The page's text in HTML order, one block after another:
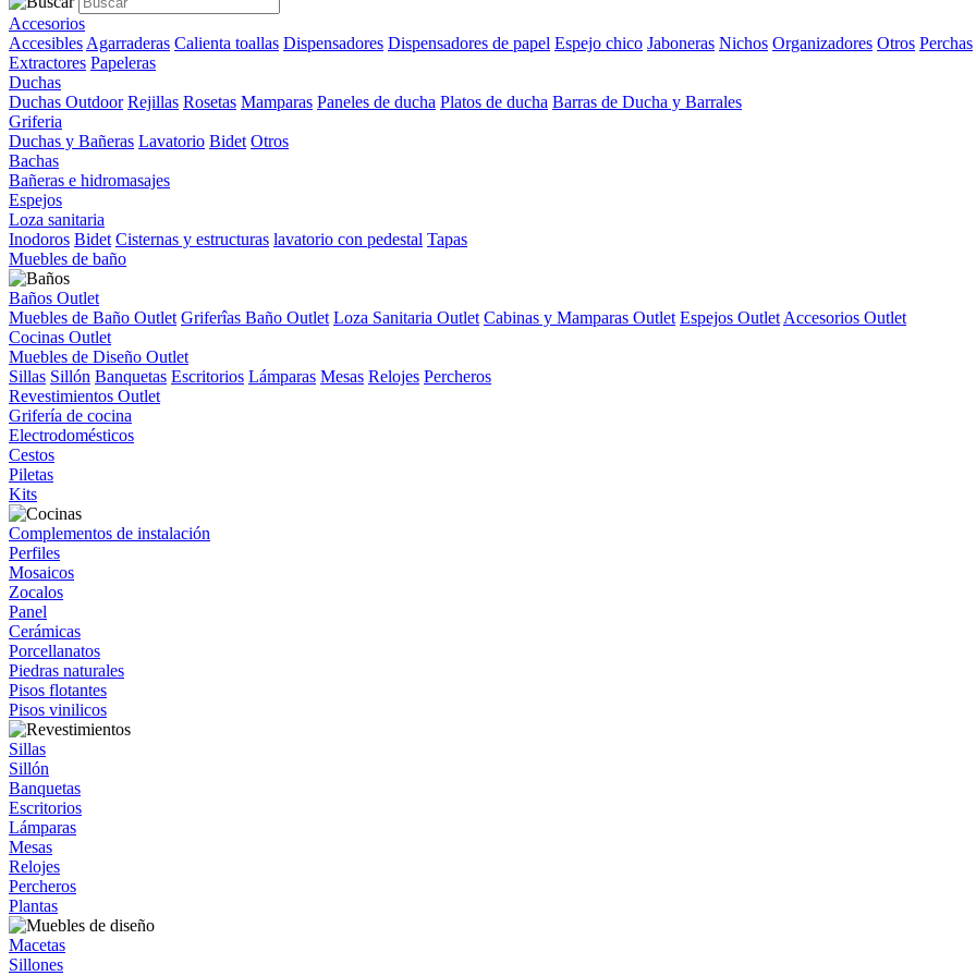
Accesorios
Accesibles Agarraderas Calienta toallas Dispensadores Dispensadores de papel Espejo chico Jaboneras Nichos Organizadores Otros Perchas
Extractores Papeleras
Duchas
Duchas Outdoor Rejillas Rosetas Mamparas Paneles de ducha Platos de ducha Barras de Ducha y Barrales
Griferia
Duchas y Bañeras Lavatorio Bidet Otros
Bachas
Bañeras e hidromasajes
Espejos
Loza sanitaria
Inodoros Bidet Cisternas y estructuras lavatorio con pedestal Tapas
Muebles de baño
Baños Outlet
Muebles de Baño Outlet Griferîas Baño Outlet Loza Sanitaria Outlet Cabinas y Mamparas Outlet Espejos Outlet Accesorios Outlet
Cocinas Outlet
Muebles de Diseño Outlet
Sillas Sillón Banquetas Escritorios Lámparas Mesas Relojes Percheros
Revestimientos Outlet
Grifería de cocina
Electrodomésticos
Cestos
Piletas
Kits
Complementos de instalación
Perfiles
Mosaicos
Zocalos
Panel
Cerámicas
Porcellanatos
Piedras naturales
Pisos flotantes
Pisos vinilicos
Sillas
Sillón
Banquetas
Escritorios
Lámparas
Mesas
Relojes
Percheros
Plantas
Macetas
Sillones